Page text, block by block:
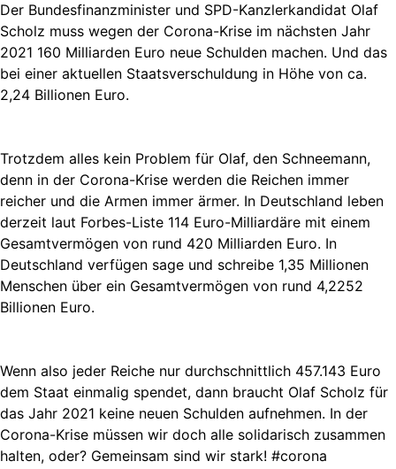
Der Bundesfinanzminister und SPD-Kanzlerkandidat Olaf
Scholz muss wegen der Corona-Krise im nächsten Jahr
2021 160 Milliarden Euro neue Schulden machen. Und das
bei einer aktuellen Staatsverschuldung in Höhe von ca.
2,24 Billionen Euro.
Trotzdem alles kein Problem für Olaf, den Schneemann,
denn in der Corona-Krise werden die Reichen immer
reicher und die Armen immer ärmer. In Deutschland leben
derzeit laut Forbes-Liste 114 Euro-Milliardäre mit einem
Gesamtvermögen von rund 420 Milliarden Euro. In
Deutschland verfügen sage und schreibe 1,35 Millionen
Menschen über ein Gesamtvermögen von rund 4,2252
Billionen Euro.
Wenn also jeder Reiche nur durchschnittlich 457.143 Euro
dem Staat einmalig spendet, dann braucht Olaf Scholz für
das Jahr 2021 keine neuen Schulden aufnehmen. In der
Corona-Krise müssen wir doch alle solidarisch zusammen
halten, oder? Gemeinsam sind wir stark! #corona